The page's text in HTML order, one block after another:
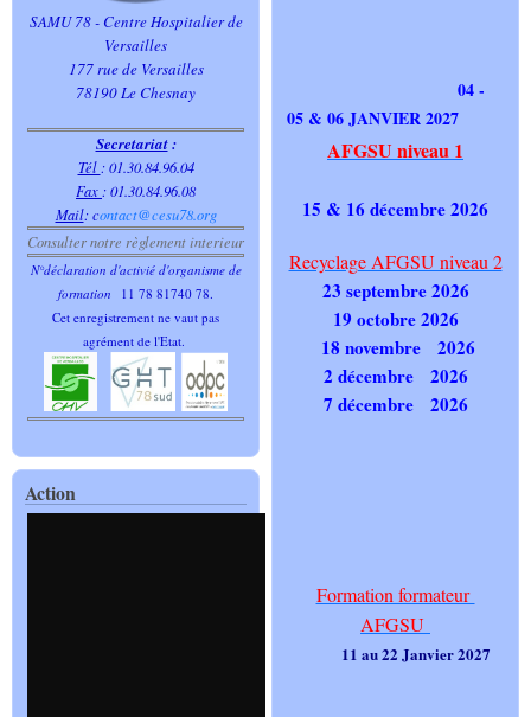
SAMU 78 - Centre Hospitalier de
Versailles
177 rue de Versailles
78190 Le Chesnay
Secretariat:
Tél : 01.30.84.96.04
Fax : 01.30.84.96.08
Mail:contact@cesu78.org
Consulter notre règlement interieur
N°déclaration d'activié d'organisme de
formation
11 78 81740 78.
Cet enregistrement ne vaut pas
agrément de l'Etat.
Action
04 -
05 & 06 JANVIER 2027
AFGSU niveau 1
15 & 16 décembre 2026
Recyclage AFGSU niveau 2
23 septembre 2026
19 octobre 2026
18 novembre 2026
2 décembre 2026
7 décembre 2026
Formation formateur
AFGSU
11 au 22 Janvier 2027